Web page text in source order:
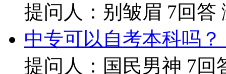
提问人：别皱眉 7回答
中专可以自考本科吗？
提问人：国民男神 7回